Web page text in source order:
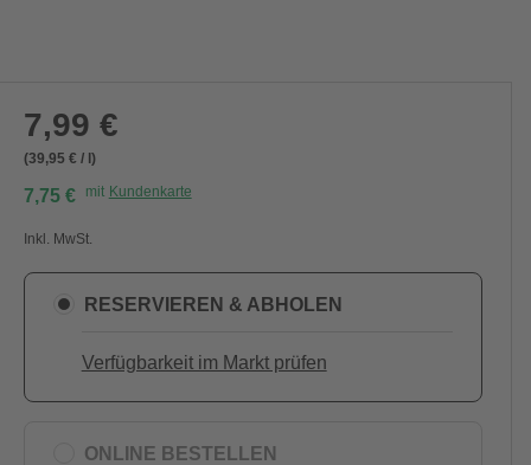
7,99 €
(39,95 € / l)
7,75 € mit Kundenkarte
Inkl. MwSt.
RESERVIEREN & ABHOLEN
Verfügbarkeit im Markt prüfen
ONLINE BESTELLEN